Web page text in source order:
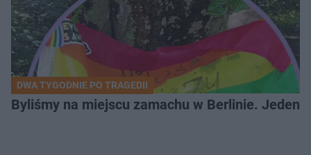
DWA TYGODNIE PO TRAGEDII
Byliśmy na miejscu zamachu w Berlinie. Jeden